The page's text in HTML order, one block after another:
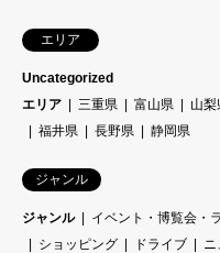
エリア
Uncategorized
エリア
三重県 富山県 山梨
福井県
長野県 静岡県
ジャンル
ジャンル イベント・博覧会・
ショッピング
ドライブ